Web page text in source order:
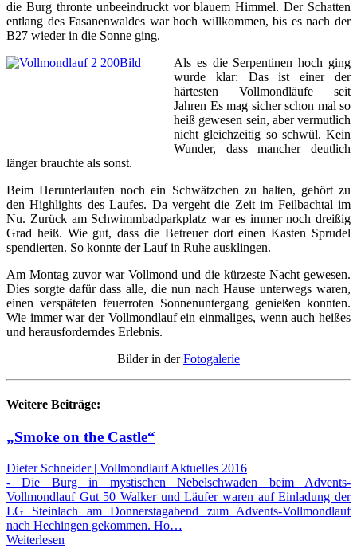
die Burg thronte unbeeindruckt vor blauem Himmel. Der Schatten
entlang des Fasanenwaldes war hoch willkommen, bis es nach der
B27 wieder in die Sonne ging.
Als es die Serpentinen hoch ging
wurde klar: Das ist einer der
härtesten Vollmondläufe seit
Jahren Es mag sicher schon mal so
heiß gewesen sein, aber vermutlich
nicht gleichzeitig so schwül. Kein
Wunder, dass mancher deutlich
länger brauchte als sonst.
Beim Herunterlaufen noch ein Schwätzchen zu halten, gehört zu
den Highlights des Laufes. Da vergeht die Zeit im Feilbachtal im
Nu. Zurück am Schwimmbadparkplatz war es immer noch dreißig
Grad heiß. Wie gut, dass die Betreuer dort einen Kasten Sprudel
spendierten. So konnte der Lauf in Ruhe ausklingen.
Am Montag zuvor war Vollmond und die kürzeste Nacht gewesen.
Dies sorgte dafür dass alle, die nun nach Hause unterwegs waren,
einen verspäteten feuerroten Sonnenuntergang genießen konnten.
Wie immer war der Vollmondlauf ein einmaliges, wenn auch heißes
und herausforderndes Erlebnis.
Bilder in derFotogalerie
Weitere Beiträge:
„Smoke on the Castle“
Dieter Schneider | Vollmondlauf Aktuelles 2016
- Die Burg in mystischen Nebelschwaden beim Advents-
Vollmondlauf Gut 50 Walker und Läufer waren auf Einladung der
LG Steinlach am Donnerstagabend zum Advents-Vollmondlauf
nach Hechingen gekommen. Ho…
Weiterlesen